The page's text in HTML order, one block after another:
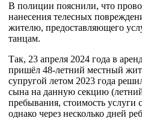
В полиции пояснили, что
нанесения телесных
жителю, предоставляющего
танцам.
Так, 23 апреля 2024 года в
пришёл 48-летний местный
супругой летом 2023 года
сына на данную секцию
пребывания, стоимость услуги
однако через несколько дней